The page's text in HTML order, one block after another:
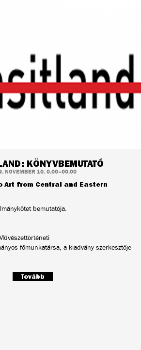
KÖNYVBEMUTATÓ
NOVEMBER 10. 0.00–00.00
Art from Central and Eastern
bemutatója.
főmunkatársa, a kiadvány szerkesztője
Tovább